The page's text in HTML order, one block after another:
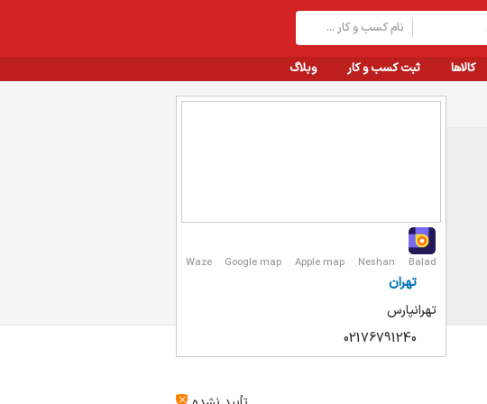
وبلاگ ثبت کسب و کار کالاها
Balad
Neshan
Apple map
Google map
Waze
تهران
تهرانپارس
02176791240